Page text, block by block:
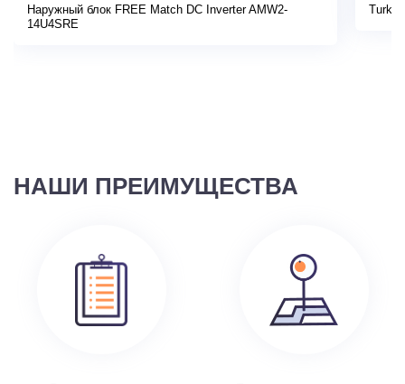
Наружный блок FREE Match DC Inverter AMW2-
14U4SRE
НАШИ ПРЕИМУЩЕСТВА